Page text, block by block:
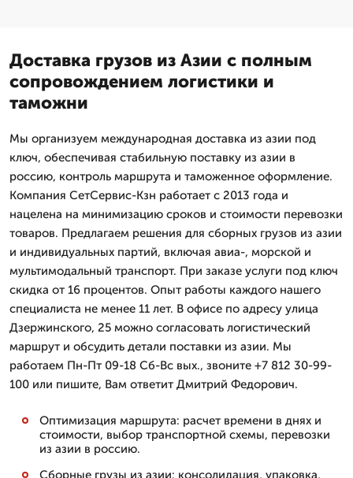
Доставка грузов из Азии с полным
сопровождением логистики и
таможни
Мы организуем международная доставка из азии под
ключ, обеспечивая стабильную поставку из азии в
россию, контроль маршрута и таможенное оформление.
Компания СетСервис-Кзн работает с 2013 года и
нацелена на минимизацию сроков и стоимости перевозки
товаров. Предлагаем решения для сборных грузов из азии
и индивидуальных партий, включая авиа-, морской и
мультимодальный транспорт. При заказе услуги под ключ
скидка от 16 процентов. Опыт работы каждого нашего
специалиста не менее 11 лет. В офисе по адресу улица
Дзержинского, 25 можно согласовать логистический
маршрут и обсудить детали поставки из азии. Мы
работаем Пн-Пт 09-18 Сб-Вс вых., звоните +7 812 30-99-
100 или пишите, Вам ответит Дмитpий Федорович.
Оптимизация маршрута: расчет времени в днях и
стоимости, выбор транспортной схемы, перевозки
из азии в россию.
Сборные грузы из азии: консолидация, упаковка,